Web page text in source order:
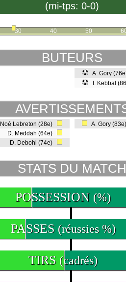
(mi-tps: 0-0)
30 40 50
BUTEURS
A. Gory
I. Kebbal
Noé Lebreton (28e)
D. Meddah (64e)
D. Debohi (74e)
A. Gory
STATS DU MATCH
POSSESSION (%)
PASSES (réussies %)
TIRS (cadrés)